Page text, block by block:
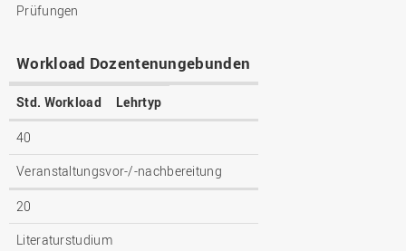
Prüfungen
Workload Dozentenungebunden
Std. Workload Lehrtyp
40
Veranstaltungsvor-/-nachbereitung
20
Literaturstudium